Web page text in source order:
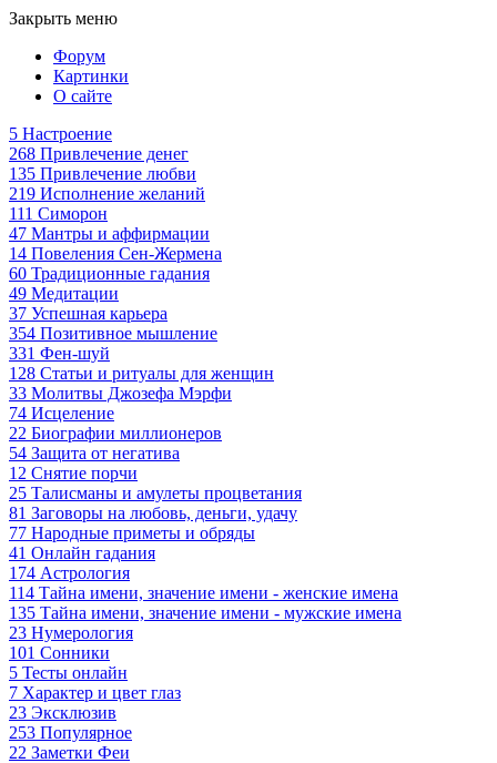
Закрыть меню
Форум
Картинки
О сайте
5 Настроение
268 Привлечение денег
135 Привлечение любви
219 Исполнение желаний
111 Симорон
47 Мантры и аффирмации
14 Повеления Сен-Жермена
60 Традиционные гадания
49 Медитации
37 Успешная карьера
354 Позитивное мышление
331 Фен-шуй
128 Статьи и ритуалы для женщин
33 Молитвы Джозефа Мэрфи
74 Исцеление
22 Биографии миллионеров
54 Защита от негатива
12 Снятие порчи
25 Талисманы и амулеты процветания
81 Заговоры на любовь, деньги, удачу
77 Народные приметы и обряды
41 Онлайн гадания
174 Астрология
114 Тайна имени, значение имени - женские имена
135 Тайна имени, значение имени - мужские имена
23 Нумерология
101 Сонники
5 Тесты онлайн
7 Характер и цвет глаз
23 Эксклюзив
253 Популярное
22 Заметки Феи